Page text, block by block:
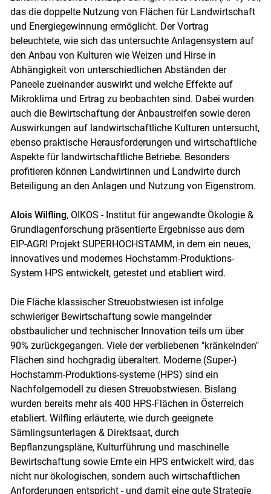
das die doppelte Nutzung von Flächen für Landwirtschaft
und Energiegewinnung ermöglicht. Der Vortrag
beleuchtete, wie sich das untersuchte Anlagensystem auf
den Anbau von Kulturen wie Weizen und Hirse in
Abhängigkeit von unterschiedlichen Abständen der
Paneele zueinander auswirkt und welche Effekte auf
Mikroklima und Ertrag zu beobachten sind. Dabei wurden
auch die Bewirtschaftung der Anbaustreifen sowie deren
Auswirkungen auf landwirtschaftliche Kulturen untersucht,
ebenso praktische Herausforderungen und wirtschaftliche
Aspekte für landwirtschaftliche Betriebe. Besonders
profitieren können Landwirtinnen und Landwirte durch
Beteiligung an den Anlagen und Nutzung von Eigenstrom.
Alois Wilfling, OIKOS - Institut für angewandte Ökologie &
Grundlagenforschung präsentierte Ergebnisse aus dem
EIP-AGRI Projekt SUPERHOCHSTAMM, in dem ein neues,
innovatives und modernes Hochstamm-Produktions-
System HPS entwickelt, getestet und etabliert wird.
Die Fläche klassischer Streuobstwiesen ist infolge
schwieriger Bewirtschaftung sowie mangelnder
obstbaulicher und technischer Innovation teils um über
90% zurückgegangen. Viele der verbliebenen "kränkelnden"
Flächen sind hochgradig überaltert. Moderne (Super-)
Hochstamm-Produktions-systeme (HPS) sind ein
Nachfolgemodell zu diesen Streuobstwiesen. Bislang
wurden bereits mehr als 400 HPS-Flächen in Österreich
etabliert. Wilfling erläuterte, wie durch geeignete
Sämlingsunterlagen & Direktsaat, durch
Bepflanzungspläne, Kulturführung und maschinelle
Bewirtschaftung sowie Ernte ein HPS entwickelt wird, das
nicht nur ökologischen, sondern auch wirtschaftlichen
Anforderungen entspricht - und damit eine gute Strategie